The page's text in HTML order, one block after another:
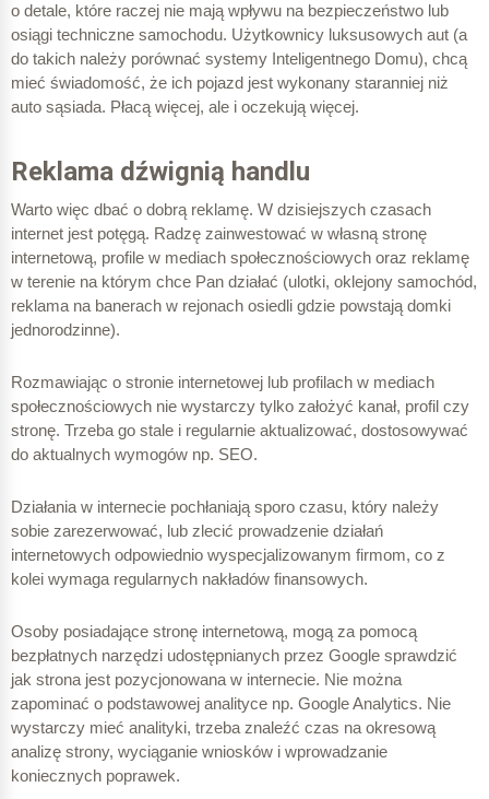
o detale, które raczej nie mają wpływu na bezpieczeństwo lub
osiągi techniczne samochodu. Użytkownicy luksusowych aut (a
do takich należy porównać systemy Inteligentnego Domu), chcą
mieć świadomość, że ich pojazd jest wykonany staranniej niż
auto sąsiada. Płacą więcej, ale i oczekują więcej.
Reklama dźwignią handlu
Warto więc dbać o dobrą reklamę. W dzisiejszych czasach
internet jest potęgą. Radzę zainwestować w własną stronę
internetową, profile w mediach społecznościowych oraz reklamę
w terenie na którym chce Pan działać (ulotki, oklejony samochód,
reklama na banerach w rejonach osiedli gdzie powstają domki
jednorodzinne).
Rozmawiając o stronie internetowej lub profilach w mediach
społecznościowych nie wystarczy tylko założyć kanał, profil czy
stronę. Trzeba go stale i regularnie aktualizować, dostosowywać
do aktualnych wymogów np. SEO.
Działania w internecie pochłaniają sporo czasu, który należy
sobie zarezerwować, lub zlecić prowadzenie działań
internetowych odpowiednio wyspecjalizowanym firmom, co z
kolei wymaga regularnych nakładów finansowych.
Osoby posiadające stronę internetową, mogą za pomocą
bezpłatnych narzędzi udostępnianych przez Google sprawdzić
jak strona jest pozycjonowana w internecie. Nie można
zapominać o podstawowej analityce np. Google Analytics. Nie
wystarczy mieć analityki, trzeba znaleźć czas na okresową
analizę strony, wyciąganie wniosków i wprowadzanie
koniecznych poprawek.